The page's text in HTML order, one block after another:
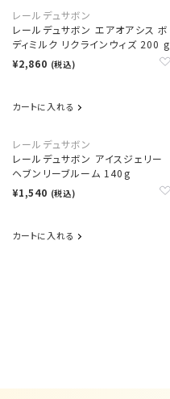
レールデュサボン
レールデュサボン エアオアシス ボ
ディミルク リクラインウィズ 200 g
¥2,860 (税込)
カートに入れる
レールデュサボン
レールデュサボン アイスジェリー
ヘブンリーブルーム 140g
¥1,540 (税込)
カートに入れる